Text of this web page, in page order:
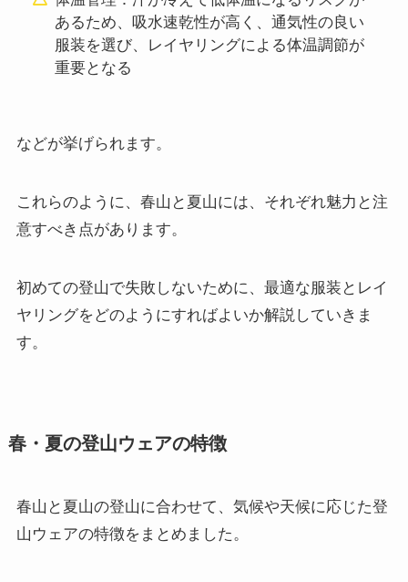
あるため、吸水速乾性が高く、通気性の良い
服装を選び、レイヤリングによる体温調節が
重要となる
などが挙げられます。
これらのように、春山と夏山には、それぞれ魅力と注
意すべき点があります。
初めての登山で失敗しないために、最適な服装とレイ
ヤリングをどのようにすればよいか解説していきま
す。
春・夏の登山ウェアの特徴
春山と夏山の登山に合わせて、気候や天候に応じた登
山ウェアの特徴をまとめました。